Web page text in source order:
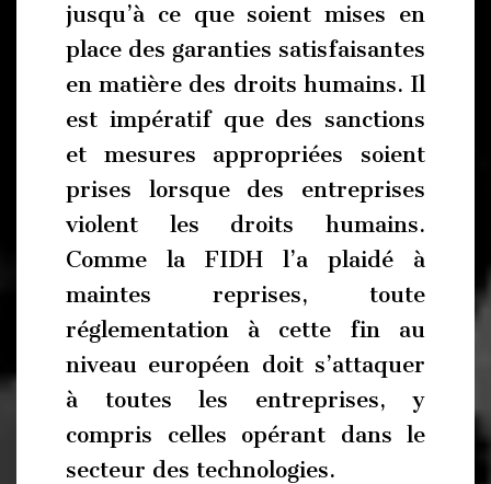
jusqu’à ce que soient mises en
place des garanties satisfaisantes
en matière des droits humains. Il
est impératif que des sanctions
et mesures appropriées soient
prises lorsque des entreprises
violent les droits humains.
Comme la FIDH l’a plaidé à
maintes reprises, toute
réglementation à cette fin au
niveau européen doit s’attaquer
à toutes les entreprises, y
compris celles opérant dans le
secteur des technologies.